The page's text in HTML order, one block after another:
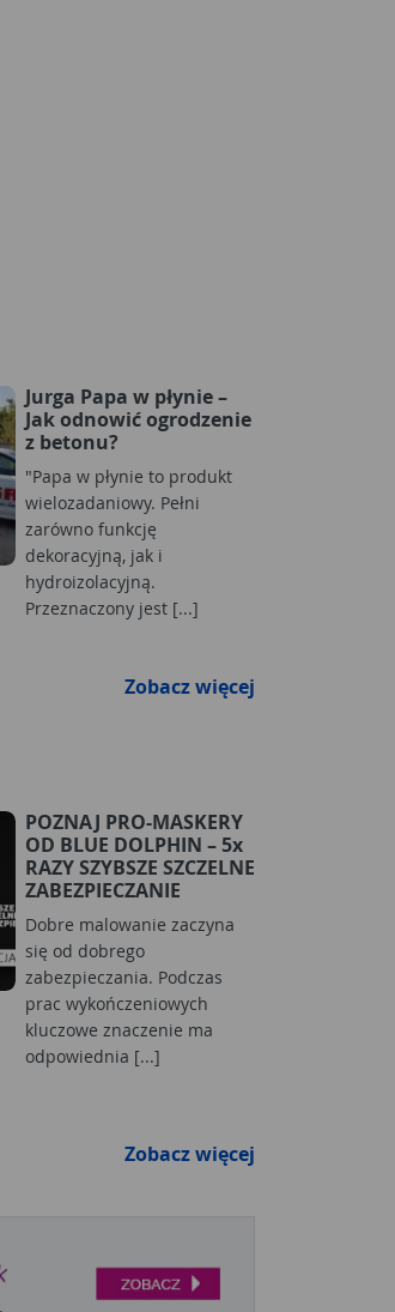
Jurga Papa w płynie –
Jak odnowić ogrodzenie
z betonu?
"Papa w płynie to produkt
wielozadaniowy. Pełni
zarówno funkcję
dekoracyjną, jak i
hydroizolacyjną.
Przeznaczony jest [...]
Zobacz więcej
POZNAJ PRO-MASKERY
OD BLUE DOLPHIN – 5x
RAZY SZYBSZE SZCZELNE
ZABEZPIECZANIE
Dobre malowanie zaczyna
się od dobrego
zabezpieczania. Podczas
prac wykończeniowych
kluczowe znaczenie ma
odpowiednia [...]
Zobacz więcej